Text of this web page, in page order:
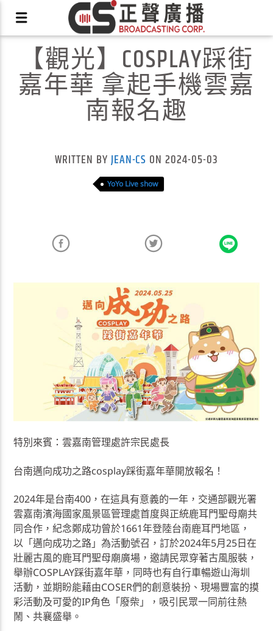
【觀光】COSPLAY踩街
嘉年華 拿起手機雲嘉
南報名趣
WRITTEN BY JEAN-CS ON 2024-05-03
YoYo Live show
特別來賓：雲嘉南管理處許宗民處長
台南邁向成功之路cosplay踩街嘉年華開放報名！
2024年是台南400，在這具有意義的一年，交通部觀光署
雲嘉南濱海國家風景區管理處首度與正統鹿耳門聖母廟共
同合作，紀念鄭成功曾於1661年登陸台南鹿耳門地區，
以「邁向成功之路」為活動號召，訂於2024年5月25日在
壯麗古風的鹿耳門聖母廟廣場，邀請民眾穿著古風服裝，
舉辦COSPLAY踩街嘉年華，同時也有自行車暢遊山海圳
活動，並期盼能藉由COSER們的創意裝扮、現場豐富的摸
彩活動及可愛的IP角色「廢柴」，吸引民眾一同前往熱
鬧、共襄盛舉。